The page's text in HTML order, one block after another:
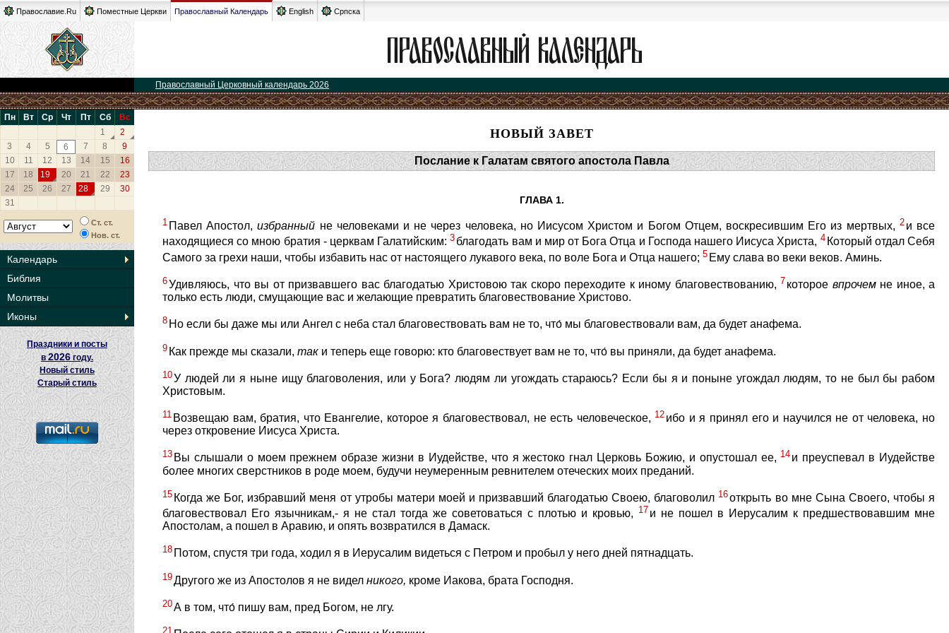
Православие.Ru Поместные Церкви Православный Календарь English Српска
Православный Церковный календарь 2026
Пн Вт Ср Чт Пт Сб
Вс
1
2
3
4 5 6 7 8
9
10
11 12 13 14 15
16
17
18 19 20 21 22
23
24
25 26 27 28 29
30
31
Ст. ст.
Нов. ст.
Календарь
Библия
Молитвы
Иконы
Праздники и посты
в2026 году.
Новый стиль
Старый стиль
НОВЫЙ ЗАВЕТ
Послание к Галатам святого апостола Павла
ГЛАВА 1.
1 Павел Апостол,избранный не человеками и не через человека, но Иисусом Христом и Богом Отцем, воскресившим Его из мертвых, 2 и все
находящиеся со мною братия - церквам Галатийским:3 благодать вам и мир от Бога Отца и Господа нашего Иисуса Христа, 4 Который отдал Себя
Самого за грехи наши, чтобы избавить нас от настоящего лукавого века, по воле Бога и Отца нашего; 5 Ему слава во веки веков. Аминь.
6Удивляюсь, что вы от призвавшего вас благодатью Христовою так скоро переходите к иному благовествованию, 7 которое впрочемне иное, а
только есть люди, смущающие вас и желающие превратить благовествование Христово.
8 Но если бы даже мы или Ангел с неба стал благовествовать вам не то, что́ мы благовествовали вам, да будет анафема.
9 Как прежде мы сказали, так и теперь еще говорю: кто благовествует вам не то, что́ вы приняли, да будет анафема.
10У людей ли я ныне ищу благоволения, или у Бога? людям ли угождать стараюсь? Если бы я и поныне угождал людям, то не был бы рабом
Христовым.
11 Возвещаю вам, братия, что Евангелие, которое я благовествовал, не есть человеческое, 12 ибо и я принял его и научился не от человека, но
через откровение Иисуса Христа.
13 Вы слышали о моем прежнем образе жизни в Иудействе, что я жестоко гнал Церковь Божию, и опустошал ее, 14 и преуспевал в Иудействе
более многих сверстников в роде моем, будучи неумеренным ревнителем отеческих моих преданий.
15 Когда же Бог, избравший меня от утробы матери моей и призвавший благодатью Своею, благоволил 16открыть во мне Сына Своего, чтобы я
благовествовал Его язычникам,- я не стал тогда же советоваться с плотью и кровью, 17 и не пошел в Иерусалим к предшествовавшим мне
Апостолам, а пошел в Аравию, и опять возвратился в Дамаск.
18 Потом, спустя три года, ходил я в Иерусалим видеться с Петром и пробыл у него дней пятнадцать.
19Другого же из Апостолов я не видел никого, кроме Иакова, брата Господня.
20А в том, что́ пишу вам, пред Богом, не лгу.
21